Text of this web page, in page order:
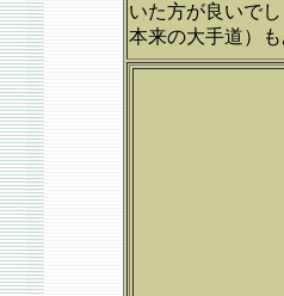
いた方が良いで
本来の大手道）